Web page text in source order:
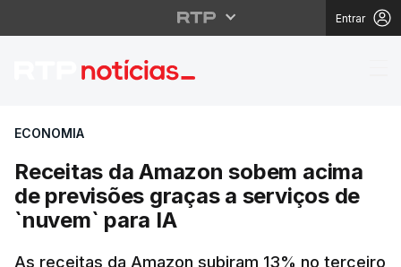
Entrar
Receitas da Amazon
ECONOMIA
Receitas da Amazon sobem acima
de previsões graças a serviços de
`nuvem` para IA
As receitas da Amazon subiram 13% no terceiro